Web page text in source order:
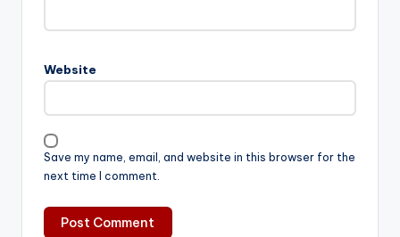
Website
Save my name, email, and website in this browser for the
next time I comment.